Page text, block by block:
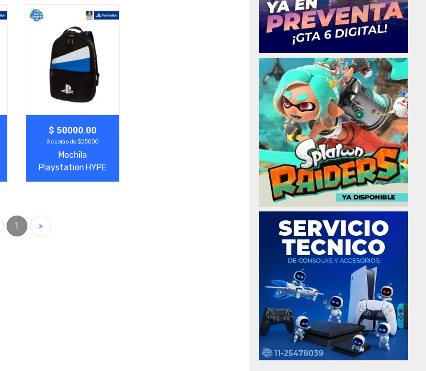
Agregar Ver Más
$ 50000.00
3 cuotas de $25000
Mochila
Playstation HYPE
1 »